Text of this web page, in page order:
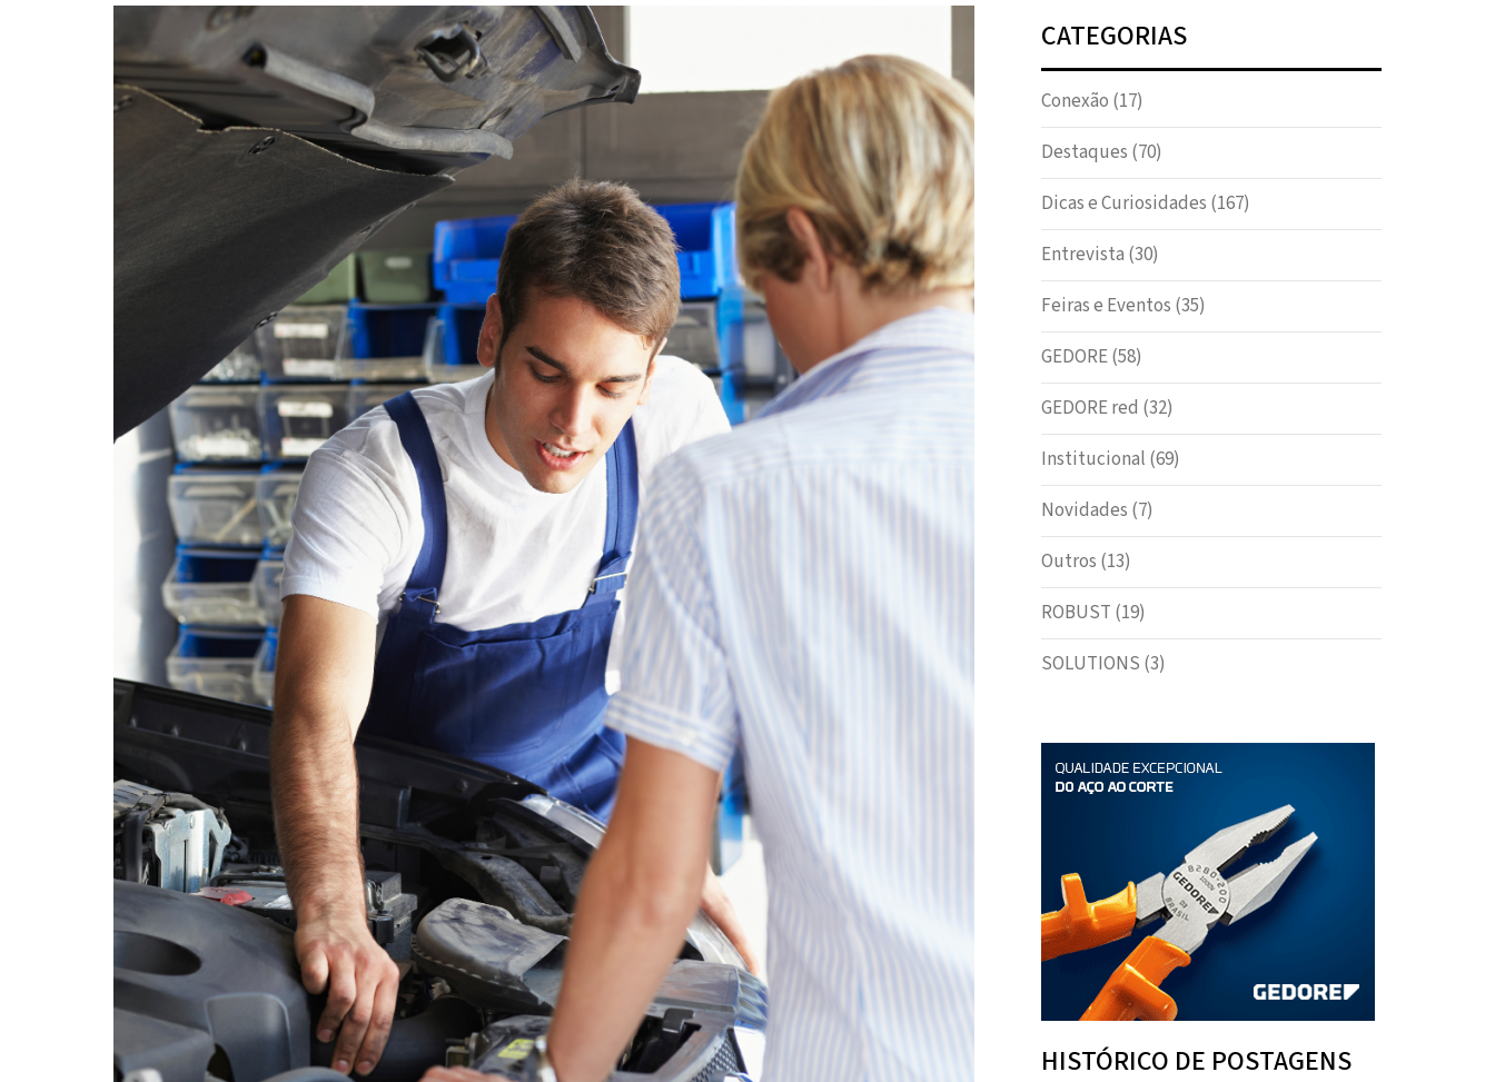
CATEGORIAS
Conexão (17)
Destaques (70)
Dicas e Curiosidades (167)
Entrevista (30)
Feiras e Eventos (35)
GEDORE(58)
GEDORE red (32)
Institucional (69)
Novidades (7)
Outros (13)
ROBUST (19)
SOLUTIONS (3)
HISTÓRICO DE POSTAGENS